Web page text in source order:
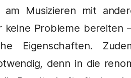
Musizieren mit
Probleme bereiten
Eigenschaften.
denn in die